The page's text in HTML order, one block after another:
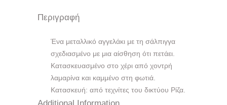
Περιγραφή
Ένα μεταλλικό αγγελάκι με τη σάλπιγγα
σχεδιασμένο με μια αίσθηση ότι πετάει.
Κατασκευασμένο στο χέρι από χοντρή
λαμαρίνα και καμμένο στη φωτιά.
Κατασκευή: από τεχνίτες του δικτύου Ρίζα.